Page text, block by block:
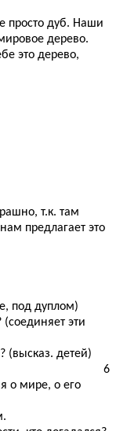
просто дуб. Наши
дерево.
это дерево,
т.к. там
предлагает это
под дуплом)
эти
(высказ. детей)
6
о мире, о его